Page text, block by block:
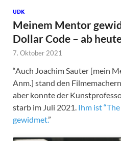
UDK
Meinem Mentor
Dollar Code – ab
7. Oktober 2021
“Auch Joachim Sauter [mein
Anm.] stand den
aber konnte der
starb im Juli 2021. Ihm ist
gewidmet.”